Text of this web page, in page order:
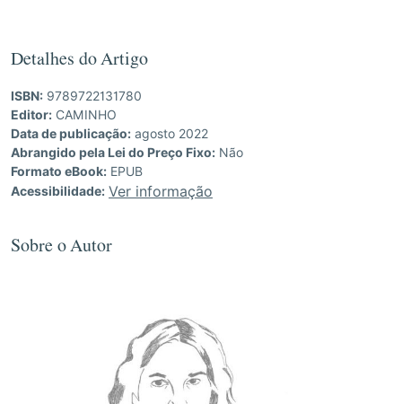
Detalhes do Artigo
ISBN: 9789722131780
Editor: CAMINHO
Data de publicação: agosto 2022
Abrangido pela Lei do Preço Fixo: Não
Formato eBook: EPUB
Acessibilidade: Ver informação
Sobre o Autor